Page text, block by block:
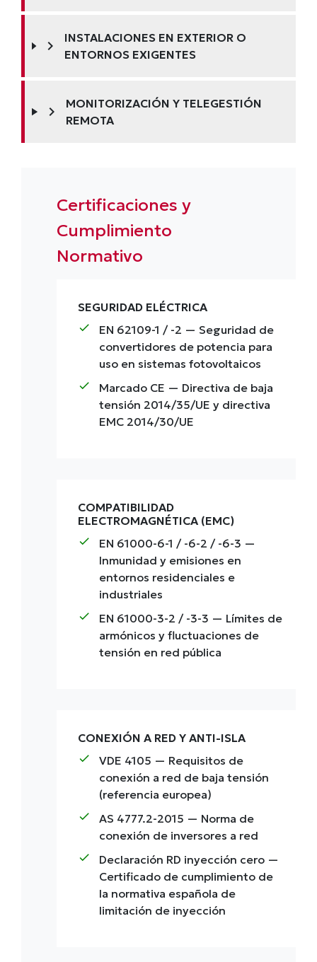
chevron_right
INSTALACIONES EN EXTERIOR O
ENTORNOS EXIGENTES
chevron_right
MONITORIZACIÓN Y TELEGESTIÓN
REMOTA
Certificaciones y
Cumplimiento
Normativo
SEGURIDAD ELÉCTRICA
check EN 62109-1 / -2 — Seguridad de
convertidores de potencia para
uso en sistemas fotovoltaicos
check Marcado CE — Directiva de baja
tensión 2014/35/UE y directiva
EMC 2014/30/UE
COMPATIBILIDAD
ELECTROMAGNÉTICA (EMC)
check EN 61000-6-1 / -6-2 / -6-3 —
Inmunidad y emisiones en
entornos residenciales e
industriales
check EN 61000-3-2 / -3-3 — Límites de
armónicos y fluctuaciones de
tensión en red pública
CONEXIÓN A RED Y ANTI-ISLA
check VDE 4105 — Requisitos de
conexión a red de baja tensión
(referencia europea)
check AS 4777.2-2015 — Norma de
conexión de inversores a red
check Declaración RD inyección cero —
Certificado de cumplimiento de
la normativa española de
limitación de inyección